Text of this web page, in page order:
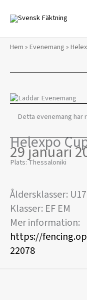
innehåll
Hem » Evenemang »
Detta evenemang har
Helexpo
29 januari
Plats: Thessaloniki
Åldersklasser: U17
Klasser: EF EM
Mer information:
https://
22078